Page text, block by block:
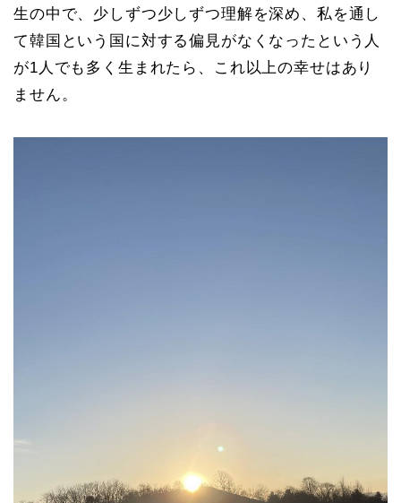
生の中で、少しずつ少しずつ理解を深め、私を通し
て韓国という国に対する偏見がなくなったという人
が1人でも多く生まれたら、これ以上の幸せはあり
ません。